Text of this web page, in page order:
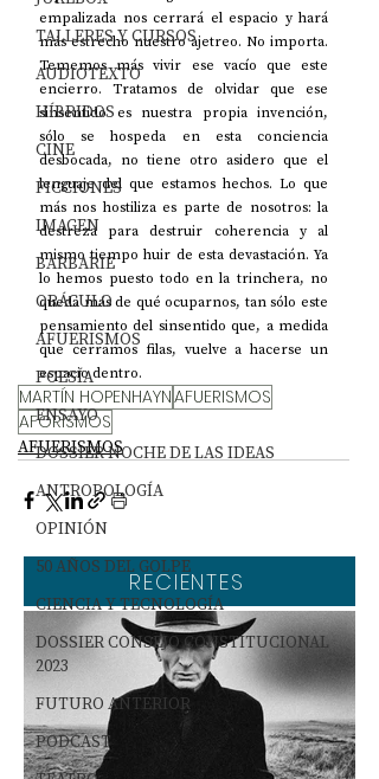
TALLERES Y CURSOS
AUDIOTEXTO
HÍBRIDOS
CINE
FICCIONES
IMAGEN
BARBARIE
ORÁCULO
AFUERISMOS
POESÍA
ENSAYO
DOSSIER NOCHE DE LAS IDEAS
ANTROPOLOGÍA
OPINIÓN
50 AÑOS DEL GOLPE
CIENCIA Y TECNOLOGÍA
DOSSIER CONSEJO CONSTITUCIONAL
2023
FUTURO ANTERIOR
PODCAST
empalizada nos cerrará el espacio y hará
más estrecho nuestro ajetreo. No importa.
Tememos más vivir ese vacío que este
encierro. Tratamos de olvidar que ese
sinsentido es nuestra propia invención,
sólo se hospeda en esta conciencia
desbocada, no tiene otro asidero que el
lenguaje del que estamos hechos. Lo que
más nos hostiliza es parte de nosotros: la
destreza para destruir coherencia y al
mismo tiempo huir de esta devastación. Ya
lo hemos puesto todo en la trinchera, no
queda más de qué ocuparnos, tan sólo este
pensamiento del sinsentido que, a medida
que cerramos filas, vuelve a hacerse un
espacio dentro.
MARTÍN HOPENHAYNAFUERISMOS
AFORISMOS
AFUERISMOS
RECIENTES